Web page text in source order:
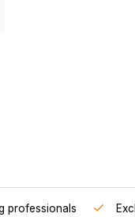
professionals